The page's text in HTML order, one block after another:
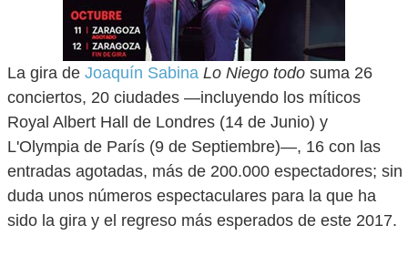
La gira de Joaquín Sabina Lo Niego todo suma 26
conciertos, 20 ciudades —incluyendo los míticos
Royal Albert Hall de Londres (14 de Junio) y
L'Olympia de París (9 de Septiembre)—, 16 con las
entradas agotadas, más de 200.000 espectadores; sin
duda unos números espectaculares para la que ha
sido la gira y el regreso más esperados de este 2017.